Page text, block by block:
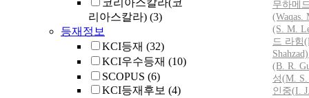
코리아스칼라(코
리아스칼라) (3)
등재정보
KCI등재 (32)
KCI우수등재 (10)
SCOPUS (6)
KCI등재후보 (4)
무하메
(Waqas.
(S. M.
드 라힘
Shahzad)
(B. R.
성(M.
인중(I.